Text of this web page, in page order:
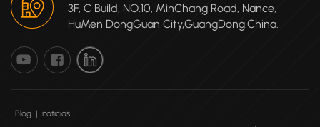
3F, C Build, NO.10, MinChang Road, Nance,
HuMen DongGuan City,GuangDong.China.
Blog | noticias